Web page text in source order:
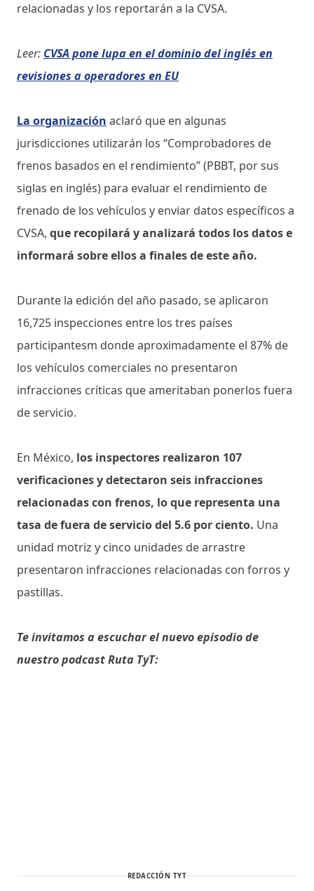
relacionadas y los reportarán a la CVSA.
Leer: CVSA pone lupa en el dominio del inglés en
revisiones a operadores en EU
La organización aclaró que en algunas
jurisdicciones utilizarán los “Comprobadores de
frenos basados ​​en el rendimiento” (PBBT, por sus
siglas en inglés) para evaluar el rendimiento de
frenado de los vehículos y enviar datos específicos a
CVSA, que recopilará y analizará todos los datos e
informará sobre ellos a finales de este año.
Durante la edición del año pasado, se aplicaron
16,725 inspecciones entre los tres países
participantesm donde aproximadamente el 87% de
los vehículos comerciales no presentaron
infracciones críticas que ameritaban ponerlos fuera
de servicio.
En México, los inspectores realizaron 107
verificaciones y detectaron seis infracciones
relacionadas con frenos, lo que representa una
tasa de fuera de servicio del 5.6 por ciento. Una
unidad motriz y cinco unidades de arrastre
presentaron infracciones relacionadas con forros y
pastillas.
Te invitamos a escuchar el nuevo episodio de
nuestro podcast Ruta TyT:
REDACCIÓN TYT